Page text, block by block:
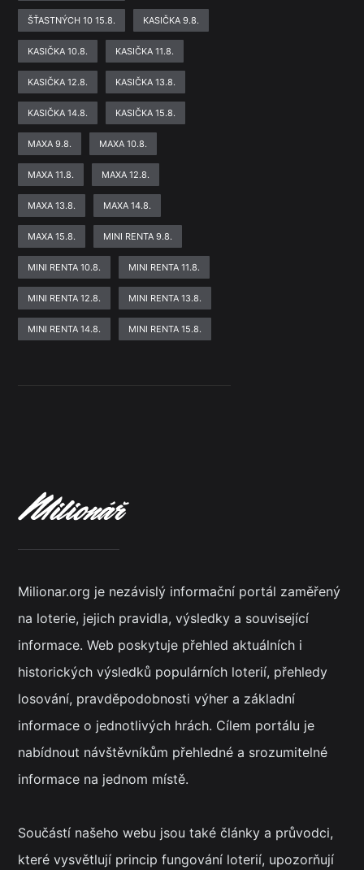
ŠŤASTNÝCH 10 15.8. KASIČKA 9.8.
KASIČKA 10.8. KASIČKA 11.8.
KASIČKA 12.8. KASIČKA 13.8.
KASIČKA 14.8. KASIČKA 15.8.
MAXA 9.8. MAXA 10.8.
MAXA 11.8. MAXA 12.8.
MAXA 13.8. MAXA 14.8.
MAXA 15.8. MINI RENTA 9.8.
MINI RENTA 10.8. MINI RENTA 11.8.
MINI RENTA 12.8. MINI RENTA 13.8.
MINI RENTA 14.8. MINI RENTA 15.8.
Milionar.org je nezávislý informační portál zaměřený
na loterie, jejich pravidla, výsledky a související
informace. Web poskytuje přehled aktuálních i
historických výsledků populárních loterií, přehledy
losování, pravděpodobnosti výher a základní
informace o jednotlivých hrách. Cílem portálu je
nabídnout návštěvníkům přehledné a srozumitelné
informace na jednom místě.
Součástí našeho webu jsou také články a průvodci,
které vysvětlují princip fungování loterií, upozorňují